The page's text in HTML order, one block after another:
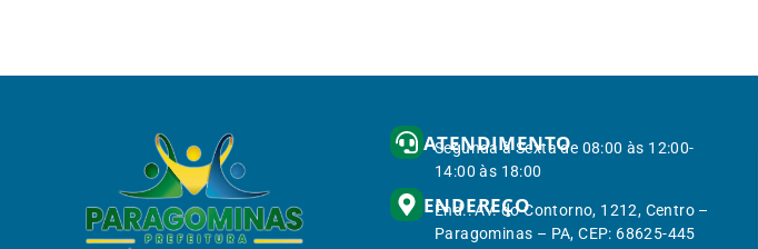
ATENDIMENTO
Segunda à Sexta de 08:00 às 12:00-
14:00 às 18:00
ENDEREÇO
End.: Av. do Contorno, 1212, Centro –
Paragominas – PA, CEP: 68625-445